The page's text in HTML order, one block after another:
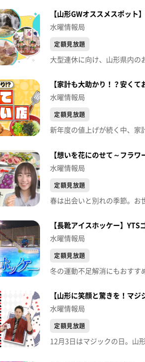
【山形GWオススメスポット
水曜情報局
定額見放題
【家計も大助かり！？安く
水曜情報局
定額見放題
【想いを花にのせて～フラ
水曜情報局
定額見放題
【長靴アイスホッケー】YTS
水曜情報局
定額見放題
【山形に笑顔と驚きを！マ
水曜情報局
定額見放題